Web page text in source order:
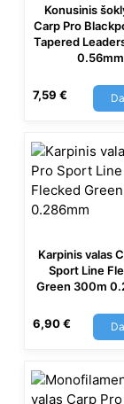
Konusinis
Carp Pro
Tapered
0.56mm
7,59 €
Karpinis valas
Sport Line
Green 300m
6,90€